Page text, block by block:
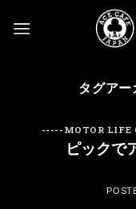
タグア
-----MOTOR LIFE
ピックで